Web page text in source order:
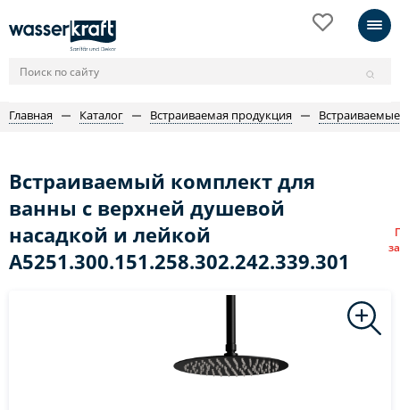
Главная Каталог Встраиваемая продукция
Встраиваемый комплект для
ванны с верхней душевой
насадкой и лейкой
A5251.300.151.258.302.242.339.301